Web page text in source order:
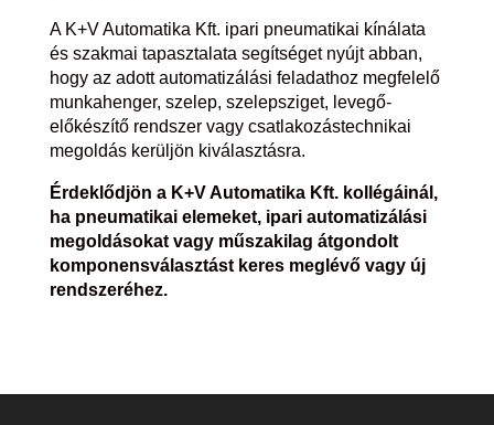
A K+V Automatika Kft. ipari pneumatikai kínálata
és szakmai tapasztalata segítséget nyújt abban,
hogy az adott automatizálási feladathoz megfelelő
munkahenger, szelep, szelepsziget, levegő-
előkészítő rendszer vagy csatlakozástechnikai
megoldás kerüljön kiválasztásra.
Érdeklődjön a K+V Automatika Kft. kollégáinál,
ha pneumatikai elemeket, ipari automatizálási
megoldásokat vagy műszakilag átgondolt
komponensválasztást keres meglévő vagy új
rendszeréhez.